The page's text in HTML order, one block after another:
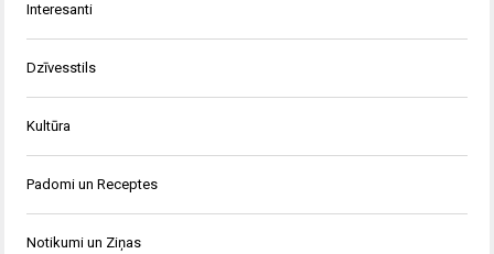
Interesanti
Dzīvesstils
Kultūra
Padomi un Receptes
Notikumi un Ziņas